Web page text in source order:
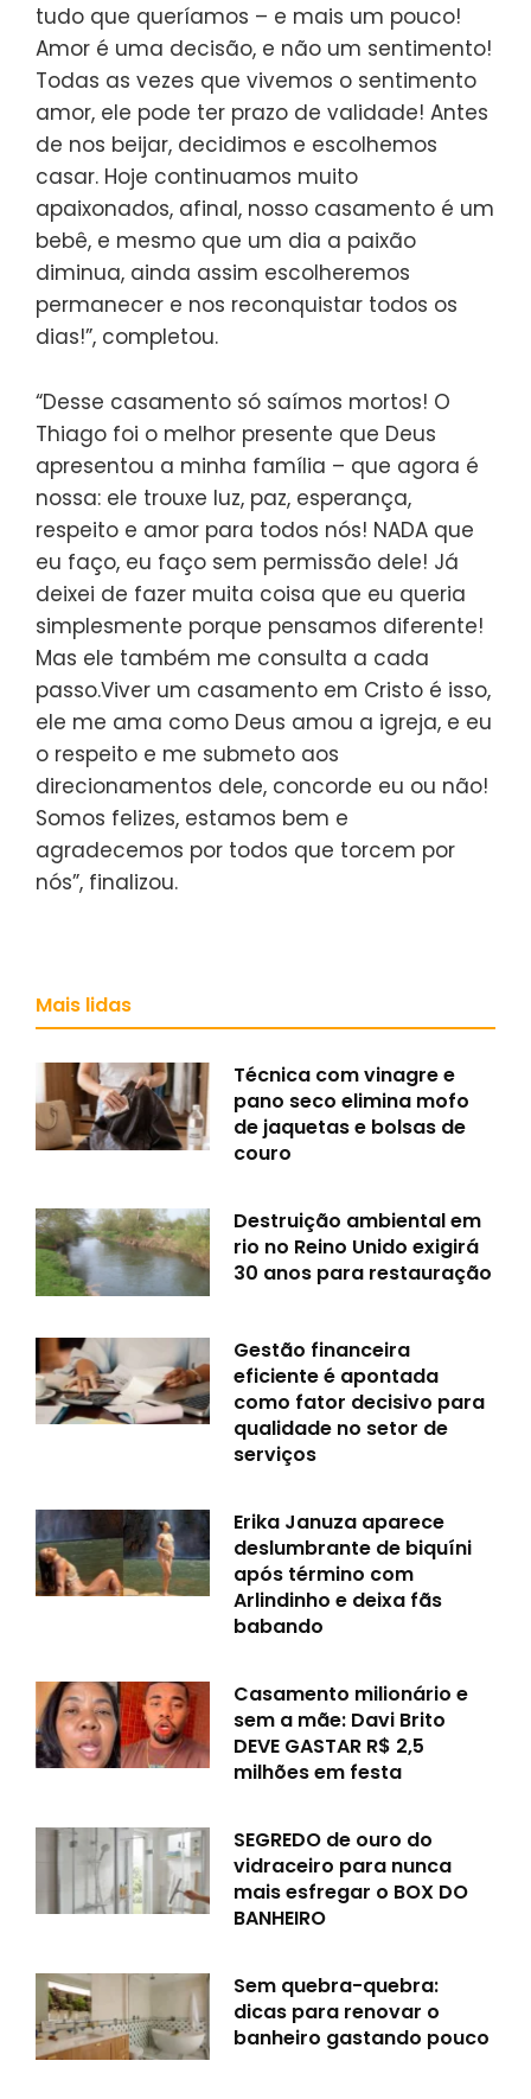
tudo que queríamos – e mais um pouco!
Amor é uma decisão, e não um sentimento!
Todas as vezes que vivemos o sentimento
amor, ele pode ter prazo de validade! Antes
de nos beijar, decidimos e escolhemos
casar. Hoje continuamos muito
apaixonados, afinal, nosso casamento é um
bebê, e mesmo que um dia a paixão
diminua, ainda assim escolheremos
permanecer e nos reconquistar todos os
dias!”, completou.
“Desse casamento só saímos mortos! O
Thiago foi o melhor presente que Deus
apresentou a minha família – que agora é
nossa: ele trouxe luz, paz, esperança,
respeito e amor para todos nós! NADA que
eu faço, eu faço sem permissão dele! Já
deixei de fazer muita coisa que eu queria
simplesmente porque pensamos diferente!
Mas ele também me consulta a cada
passo.Viver um casamento em Cristo é isso,
ele me ama como Deus amou a igreja, e eu
o respeito e me submeto aos
direcionamentos dele, concorde eu ou não!
Somos felizes, estamos bem e
agradecemos por todos que torcem por
nós”, finalizou.
Mais lidas
Técnica com vinagre e
pano seco elimina mofo
de jaquetas e bolsas de
couro
Destruição ambiental em
rio no Reino Unido exigirá
30 anos para restauração
Gestão financeira
eficiente é apontada
como fator decisivo para
qualidade no setor de
serviços
Erika Januza aparece
deslumbrante de biquíni
após término com
Arlindinho e deixa fãs
babando
Casamento milionário e
sem a mãe: Davi Brito
DEVE GASTAR R$ 2,5
milhões em festa
SEGREDO de ouro do
vidraceiro para nunca
mais esfregar o BOX DO
BANHEIRO
Sem quebra-quebra:
dicas para renovar o
banheiro gastando pouco